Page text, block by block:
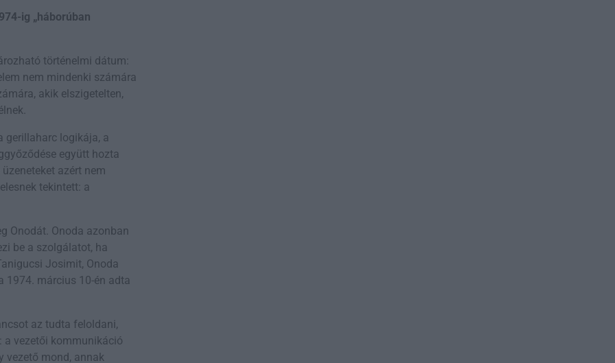
ig „háborúban
történelmi dátum:
nem mindenki számára
akik elszigetelten,
gerillaharc logikája, a
együtt hozta
azért nem
tekintett: a
Onodát. Onoda azonban
be a szolgálatot, ha
Josimit, Onoda
1974. március 10-én adta
az tudta feloldani,
a vezetői kommunikáció
vezető mond, annak